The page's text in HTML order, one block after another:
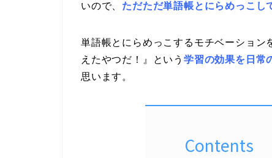
いので、 ただただ単語帳とにらめっこし
単語帳とにらめっこするモチベーション
えたやつだ！』という 学習の効果を日常
思います。
Contents